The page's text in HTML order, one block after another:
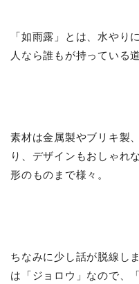
「如雨露」とは、水やり
人なら誰もが持っている
素材は金属製やブリキ製
り、デザインもおしゃれ
形のものまで様々。
ちなみに少し話が脱線し
は「ジョロウ」なので、